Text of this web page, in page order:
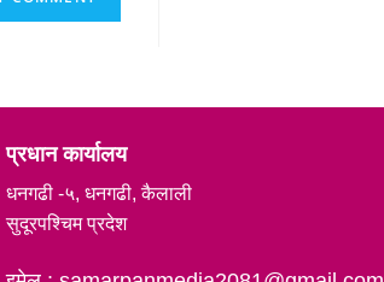
प्रधान कार्यालय
धनगढी -५, धनगढी, कैलाली
सुदूरपश्चिम प्रदेश